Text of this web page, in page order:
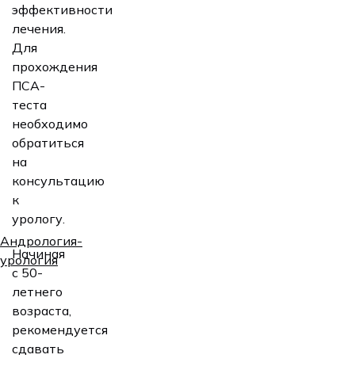
Андрология-
урология
эффективности
лечения.
Для
прохождения
ПСА-
теста
необходимо
обратиться
на
консультацию
к
урологу.
Начиная
с 50-
летнего
возраста,
рекомендуется
сдавать